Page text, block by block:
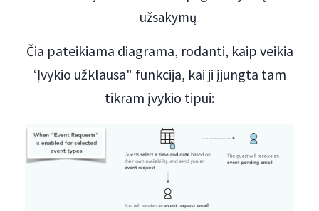
užsakymų
Čia pateikiama diagrama, rodanti, kaip veikia
‘Įvykio užklausa" funkcija, kai ji įjungta tam
tikram įvykio tipui: